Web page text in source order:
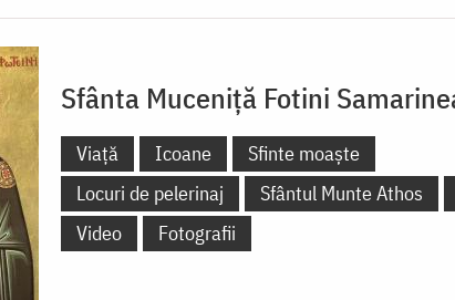
Sfânta Muceniță Fotini
Viață Icoane
Sfinte moaște
Locuri de pelerinaj
Sfântul Munte Athos
Video
Fotografii